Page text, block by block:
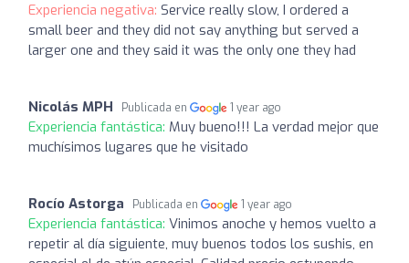
Experiencia negativa: Service really slow, I ordered a
small beer and they did not say anything but served a
larger one and they said it was the only one they had
Nicolás MPH Publicada en 1 year ago
Experiencia fantástica: Muy bueno!!! La verdad mejor que
muchísimos lugares que he visitado
Rocío Astorga Publicada en 1 year ago
Experiencia fantástica: Vinimos anoche y hemos vuelto a
repetir al día siguiente, muy buenos todos los sushis, en